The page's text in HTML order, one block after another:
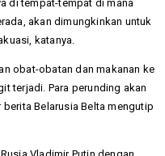
di tempat-tempat di mana
akan dimungkinkan untuk
katanya.
obat-obatan dan makanan ke
terjadi. Para perunding akan
Belarusia Belta mengutip